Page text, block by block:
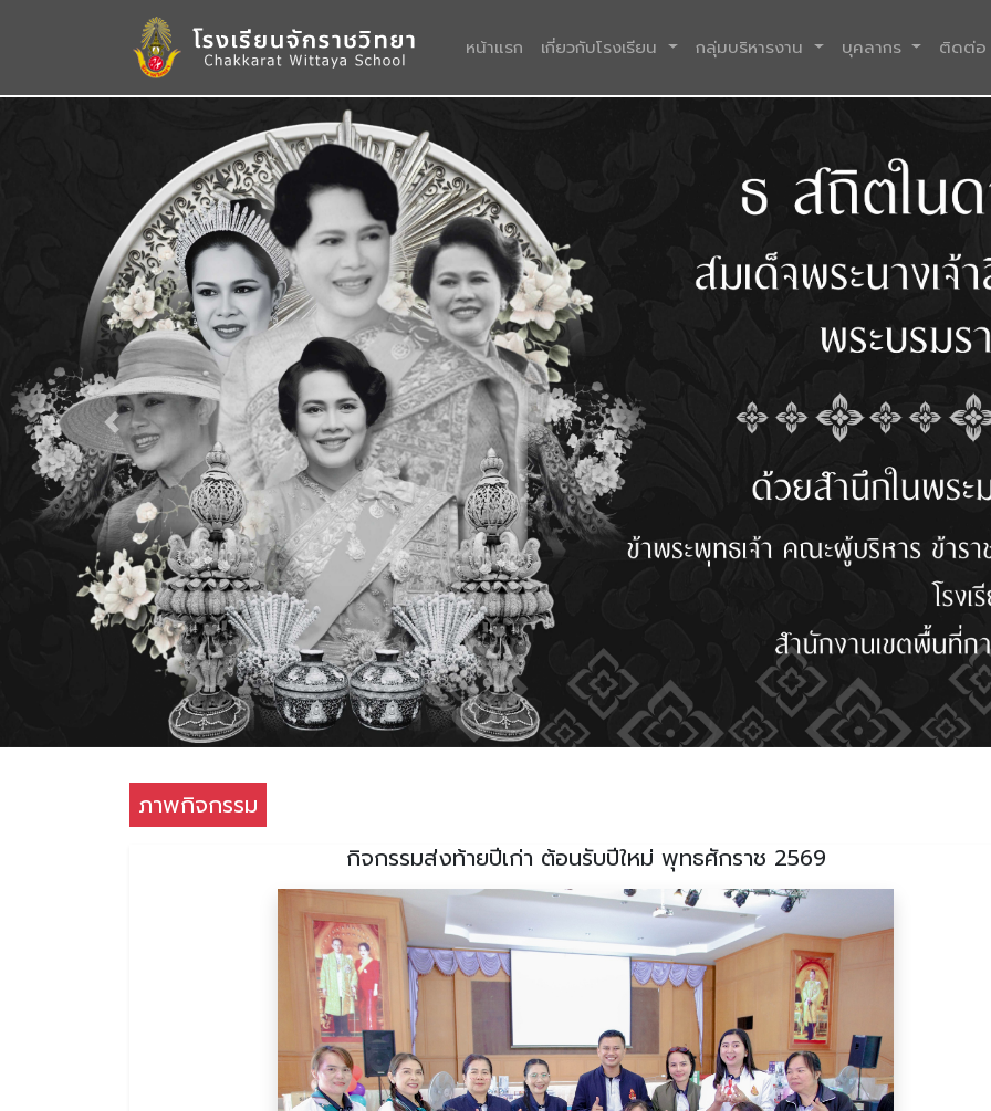
หน้าแรก (current)
เกี่ยวกับโรงเรียน กลุ่มบริหารงาน บุคลากร ติดต่อ
Previous
ภาพกิจกรรม
กิจกรรมส่งท้ายปีเก่า ต้อนรับปีใหม่ พุทธศักราช 2569